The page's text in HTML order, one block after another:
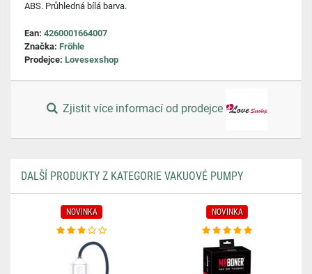
ABS. Průhledná bílá barva.
Ean: 4260001664007
Značka: Fröhle
Prodejce: Lovesexshop
Zjistit více informací od prodejce
DALŠÍ PRODUKTY Z KATEGORIE VAKUOVÉ PUMPY
NOVINKA NOVINKA